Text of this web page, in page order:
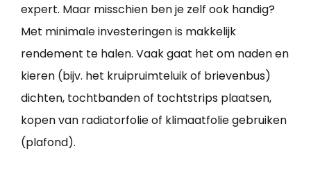
expert. Maar misschien ben je zelf ook handig?
Met minimale investeringen is makkelijk
rendement te halen. Vaak gaat het om naden en
kieren (bijv. het kruipruimteluik of brievenbus)
dichten, tochtbanden of tochtstrips plaatsen,
kopen van radiatorfolie of klimaatfolie gebruiken
(plafond).